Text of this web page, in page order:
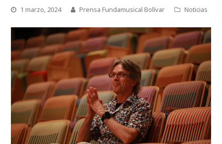
1 marzo, 2024 Prensa Fundamusical Bolívar Noticias